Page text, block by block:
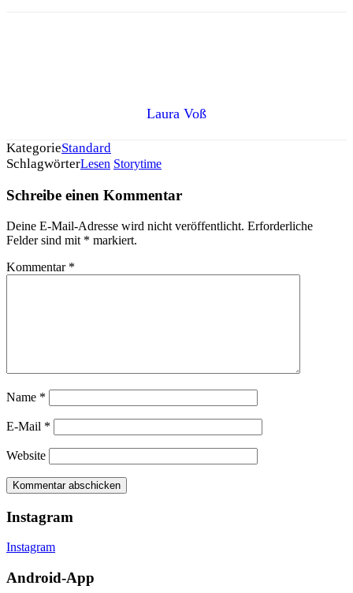
Laura Voß
KategorieStandard
SchlagwörterLesen Storytime
Schreibe einen Kommentar
Deine E-Mail-Adresse wird nicht veröffentlicht. Erforderliche
Felder sind mit * markiert.
Kommentar *
Name *
E-Mail *
Website
Instagram
Instagram
Android-App